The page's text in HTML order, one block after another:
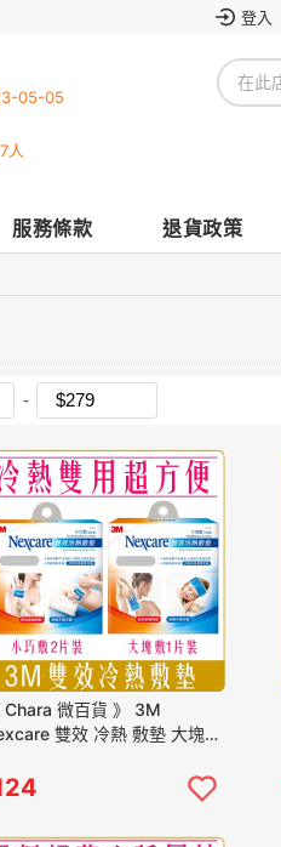
登入
05-05
人
服務條款 退貨政策
Chara 微百貨 》 3M
雙效 冷熱 敷墊 大塊敷